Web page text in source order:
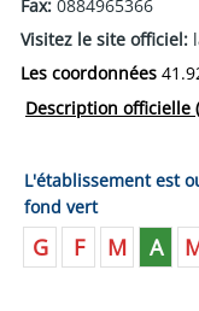
Fax: 0884965366
Visitez le site officiel:
Les coordonnées
Description officielle
L'établissement est
fond vert
G F M A